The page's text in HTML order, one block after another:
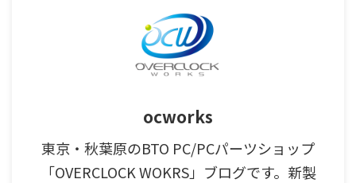
ocworks
東京・秋葉原のBTO PC/PCパーツショップ
「OVERCLOCK WOKRS」ブログです。新製